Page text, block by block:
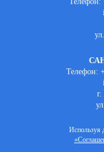
Телефон:
Используя